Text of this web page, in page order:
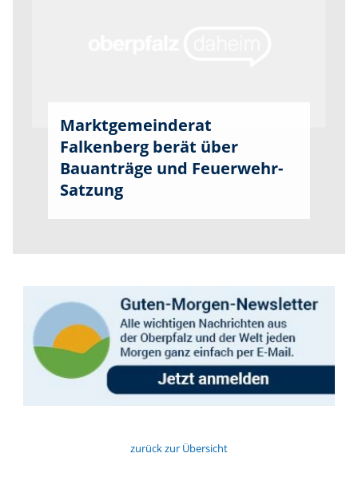
Marktgemeinderat
Falkenberg berät über
Bauanträge und Feuerwehr-
Satzung
zurück zur Übersicht